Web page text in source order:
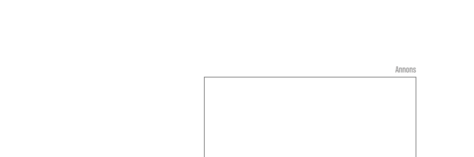
Annons